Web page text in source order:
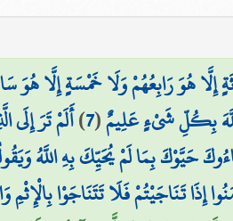
هُوَ رَابِعُهُمْ وَلَا خَمْسَةٍ إِلَّا هُوَ
بِكُلِّ شَيْءٍ عَلِيمٌ(
7
)أَلَمْ تَرَ
حَيَّوْكَ بِمَا لَمْ يُحَيِّكَ بِهِ اللَّهُ
إِذَا تَنَاجَيْتُمْ فَلَا تَتَنَاجَوْا